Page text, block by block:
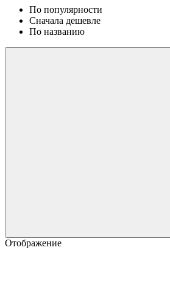
По популярности
Сначала дешевле
По названию
Отображение